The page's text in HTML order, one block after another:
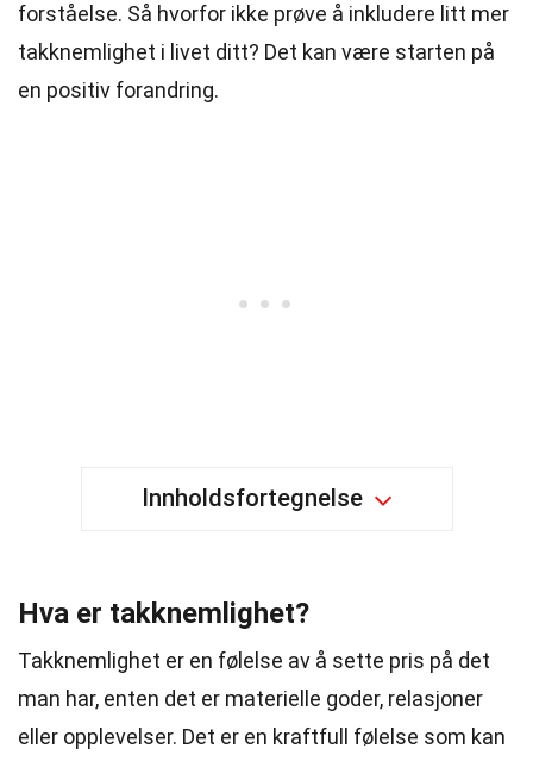
forståelse. Så hvorfor ikke prøve å inkludere litt mer
takknemlighet i livet ditt? Det kan være starten på
en positiv forandring.
Innholdsfortegnelse
Hva er takknemlighet?
Takknemlighet er en følelse av å sette pris på det
man har, enten det er materielle goder, relasjoner
eller opplevelser. Det er en kraftfull følelse som kan